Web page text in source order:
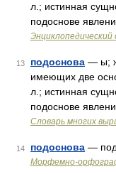
л.; истинная
подоснове
Энциклопедический
13 подоснова — ы;
имеющих две
л.; истинная
подоснове
Словарь многих
14 подоснова —
Морфемно-